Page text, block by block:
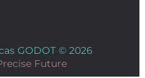
GODOT © 2026
Future